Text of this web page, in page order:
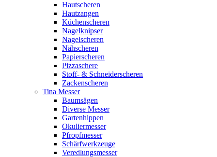
Hautscheren
Hautzangen
Küchenscheren
Nagelknipser
Nagelscheren
Nähscheren
Papierscheren
Pizzaschere
Stoff- & Schneiderscheren
Zackenscheren
Tina Messer
Baumsägen
Diverse Messer
Gartenhippen
Okuliermesser
Pfropfmesser
Schärfwerkzeuge
Veredlungsmesser